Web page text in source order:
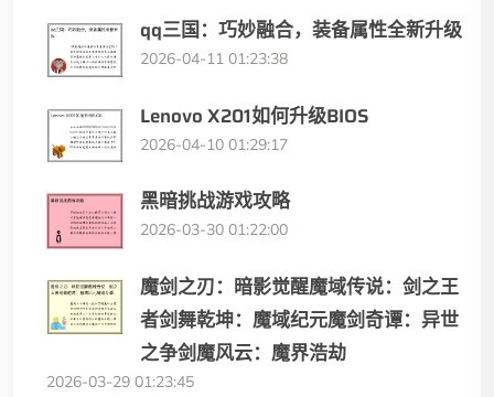
qq三国：巧妙融合，装备属性全新升级
2026-04-11 01:23:38
Lenovo X201如何升级BIOS
2026-04-10 01:29:17
黑暗挑战游戏攻略
2026-03-30 01:22:00
魔剑之刃：暗影觉醒魔域传说：剑之王
者剑舞乾坤：魔域纪元魔剑奇谭：异世
之争剑魔风云：魔界浩劫
2026-03-29 01:23:45